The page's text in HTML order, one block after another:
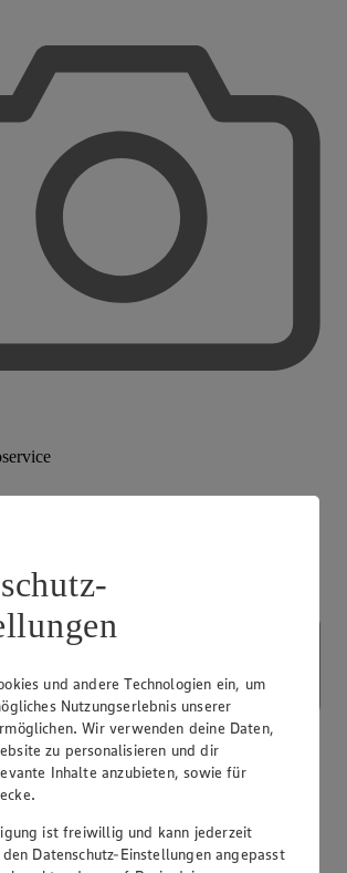
und andere Technologien ein, um
Nutzungserlebnis unserer
Wir verwenden deine Daten,
zu personalisieren und dir
Inhalte anzubieten, sowie für
ist freiwillig und kann jederzeit
Datenschutz-Einstellungen angepasst